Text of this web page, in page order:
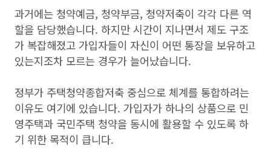
과거에는 청약예금, 청약부금, 청약저축이 각각 다른 역
할을 담당했습니다. 하지만 시간이 지나면서 제도 구조
가 복잡해졌고 가입자들이 자신이 어떤 통장을 보유하고
있는지조차 모르는 경우가 늘어났습니다.
정부가 주택청약종합저축 중심으로 체계를 통합하려는
이유도 여기에 있습니다. 가입자가 하나의 상품으로 민
영주택과 국민주택 청약을 동시에 활용할 수 있도록 하
기 위한 목적이 큽니다.